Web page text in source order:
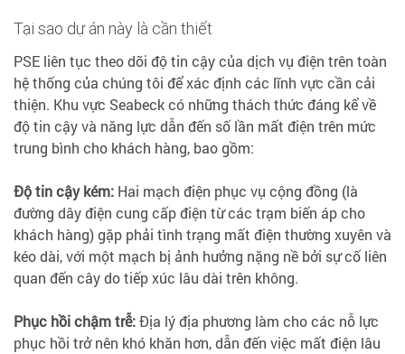
Tại sao dự án này là cần thiết
PSE liên tục theo dõi độ tin cậy của dịch vụ điện trên toàn
hệ thống của chúng tôi để xác định các lĩnh vực cần cải
thiện. Khu vực Seabeck có những thách thức đáng kể về
độ tin cậy và năng lực dẫn đến số lần mất điện trên mức
trung bình cho khách hàng, bao gồm:
Độ tin cậy kém: Hai mạch điện phục vụ cộng đồng (là
đường dây điện cung cấp điện từ các trạm biến áp cho
khách hàng) gặp phải tình trạng mất điện thường xuyên và
kéo dài, với một mạch bị ảnh hưởng nặng nề bởi sự cố liên
quan đến cây do tiếp xúc lâu dài trên không.
Phục hồi chậm trễ:Địa lý địa phương làm cho các nỗ lực
phục hồi trở nên khó khăn hơn, dẫn đến việc mất điện lâu